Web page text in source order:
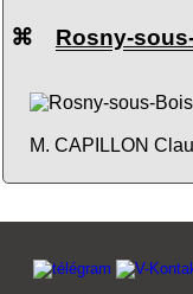
⌘ Rosny-
M. CAPILLON